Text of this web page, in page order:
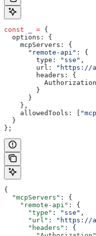
const = {
  options:
{
    mcpServers:
{
      "remote-api"
:
{
        type:
"sse" ,
        url:
"https://
        headers:
{
        }
      }
    },
    allowedTools:
[
  }
};
{
  "mcpServers"
: {
    "remote-api"
: {
      "type"
: "sse" ,
      "url"
: "https://
      "headers"
: {